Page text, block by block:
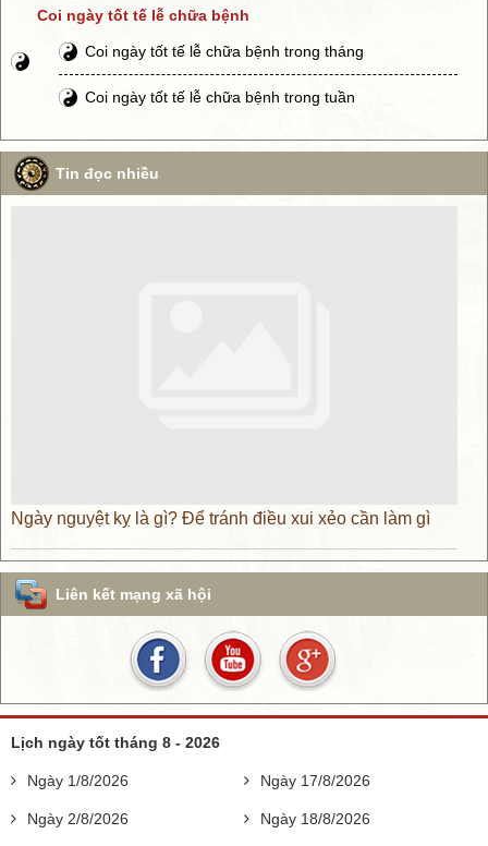
Coi ngày tốt tế lễ chữa bệnh
Coi ngày tốt tế lễ chữa bệnh trong tháng
Coi ngày tốt tế lễ chữa bệnh trong tuần
Tin đọc nhiều
Ngày nguyệt kỵ là gì? Để tránh điều xui xẻo cần làm gì
Liên kết mạng xã hội
Lịch ngày tốt tháng 8 - 2026
Ngày 1/8/2026
Ngày 2/8/2026
Ngày 17/8/2026
Ngày 18/8/2026